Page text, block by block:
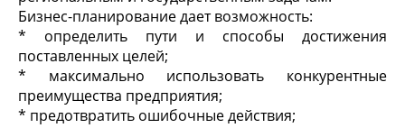
Бизнес-планирование дает возможность:
* определить пути и способы достижения
поставленных целей;
* максимально использовать конкурентные
преимущества предприятия;
* предотвратить ошибочные действия;